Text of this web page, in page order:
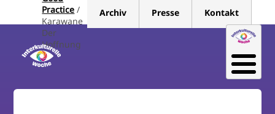
Practice
Karawane
Der
Hoffnung
Archiv Presse Kontakt